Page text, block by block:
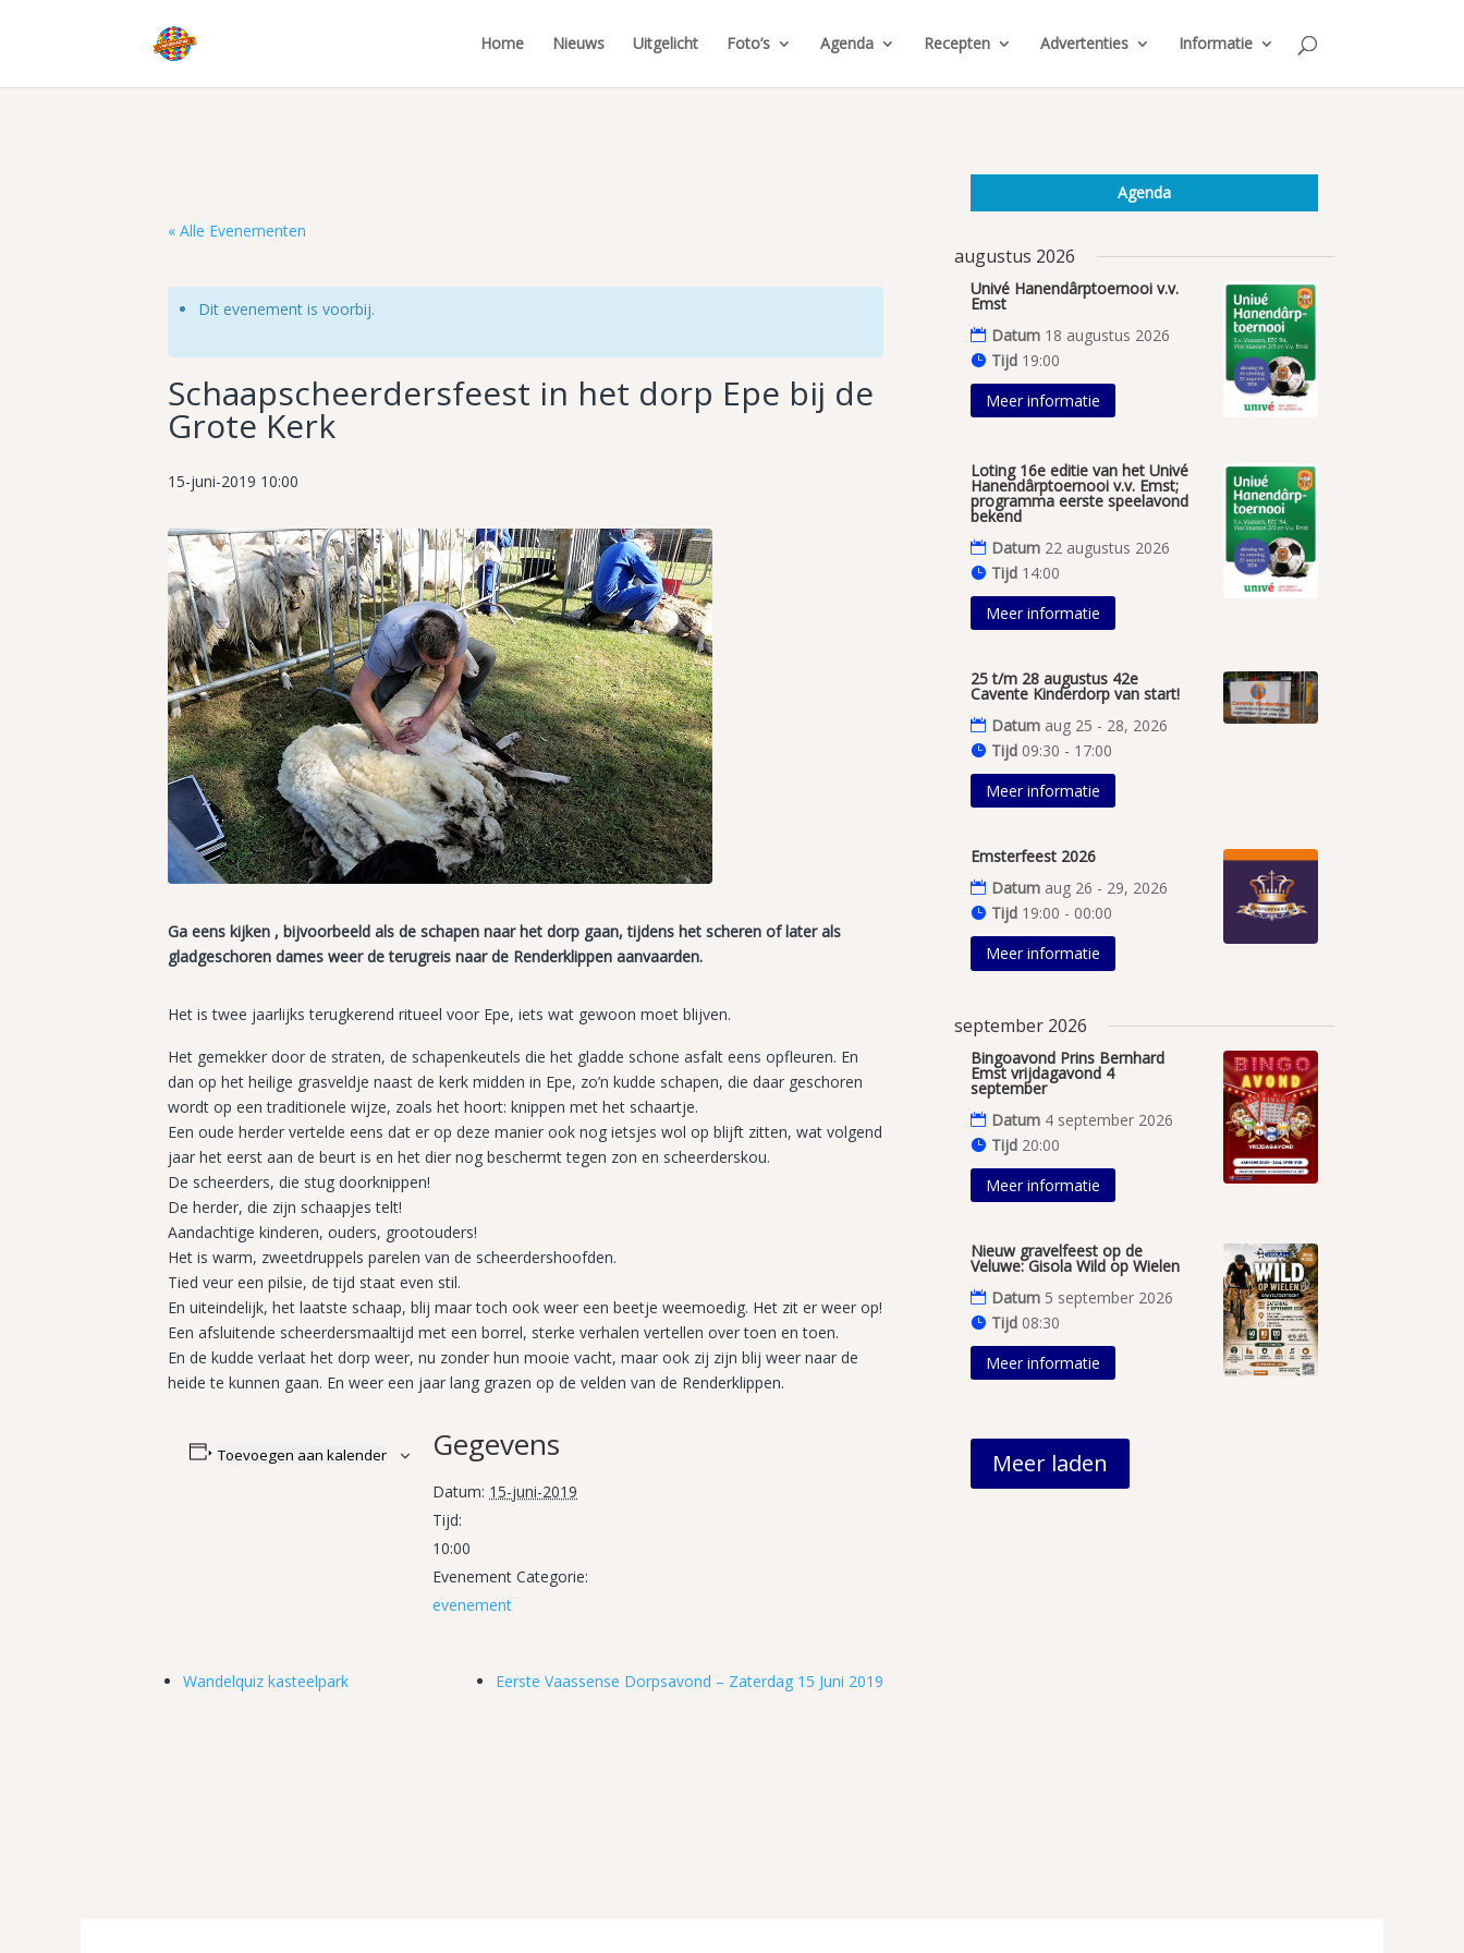
Home Nieuws Uitgelicht Foto’s Agenda Recepten Advertenties Informatie
« Alle Evenementen
Dit evenement is voorbij.
Schaapscheerdersfeest in het dorp Epe bij de
Grote Kerk
15-juni-2019 10:00
Ga eens kijken , bijvoorbeeld als de schapen naar het dorp gaan, tijdens het scheren of later als
gladgeschoren dames weer de terugreis naar de Renderklippen aanvaarden.
Het is twee jaarlijks terugkerend ritueel voor Epe, iets wat gewoon moet blijven.
Het gemekker door de straten, de schapenkeutels die het gladde schone asfalt eens opfleuren. En
dan op het heilige grasveldje naast de kerk midden in Epe, zo’n kudde schapen, die daar geschoren
wordt op een traditionele wijze, zoals het hoort: knippen met het schaartje.
Een oude herder vertelde eens dat er op deze manier ook nog ietsjes wol op blijft zitten, wat volgend
jaar het eerst aan de beurt is en het dier nog beschermt tegen zon en scheerderskou.
De scheerders, die stug doorknippen!
De herder, die zijn schaapjes telt!
Aandachtige kinderen, ouders, grootouders!
Het is warm, zweetdruppels parelen van de scheerdershoofden.
Tied veur een pilsie, de tijd staat even stil.
En uiteindelijk, het laatste schaap, blij maar toch ook weer een beetje weemoedig. Het zit er weer op!
Een afsluitende scheerdersmaaltijd met een borrel, sterke verhalen vertellen over toen en toen.
En de kudde verlaat het dorp weer, nu zonder hun mooie vacht, maar ook zij zijn blij weer naar de
heide te kunnen gaan. En weer een jaar lang grazen op de velden van de Renderklippen.
Toevoegen aan kalender Gegevens
Datum: 15-juni-2019
Tijd:
10:00
Evenement Categorie:
evenement
Wandelquiz kasteelpark Eerste Vaassense Dorpsavond – Zaterdag 15 Juni 2019
Agenda
augustus 2026
Univé Hanendârptoernooi v.v.
Emst
Datum 18 augustus 2026
Tijd 19:00
Meer informatie
Loting 16e editie van het Univé
Hanendârptoernooi v.v. Emst;
programma eerste speelavond
bekend
Datum 22 augustus 2026
Tijd 14:00
Meer informatie
25 t/m 28 augustus 42e
Cavente Kinderdorp van start!
Datum aug 25 - 28, 2026
Tijd 09:30 - 17:00
Meer informatie
Emsterfeest 2026
Datum aug 26 - 29, 2026
Tijd 19:00 - 00:00
Meer informatie
september 2026
Bingoavond Prins Bernhard
Emst vrijdagavond 4
september
Datum 4 september 2026
Tijd 20:00
Meer informatie
Nieuw gravelfeest op de
Veluwe: Gisola Wild op Wielen
Datum 5 september 2026
Tijd 08:30
Meer informatie
Meer laden